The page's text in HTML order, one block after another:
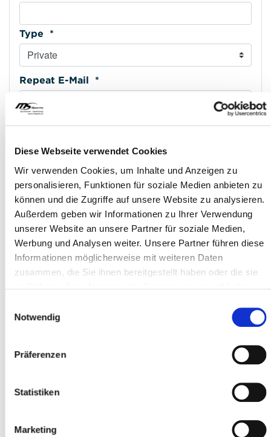
Diese Webseite verwendet Cookies
Wir verwenden Cookies, um Inhalte und Anzeigen zu
personalisieren, Funktionen für soziale Medien anbieten zu
können und die Zugriffe auf unsere Website zu analysieren.
Außerdem geben wir Informationen zu Ihrer Verwendung
unserer Website an unsere Partner für soziale Medien,
Werbung und Analysen weiter. Unsere Partner führen diese
Informationen möglicherweise mit weiteren Daten
zusammen, die Sie ihnen bereitgestellt haben oder die sie
Notwendig
Präferenzen
Statistiken
Marketing
Type *
Repeat E-Mail *
Phone mobile *
Type *
Address line 1 *
Postal code *
City *